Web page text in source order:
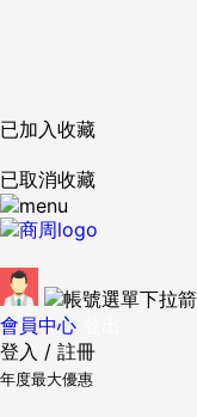
已加入收藏
已取消收藏
會員中心
登入 / 註冊
年度最大優惠